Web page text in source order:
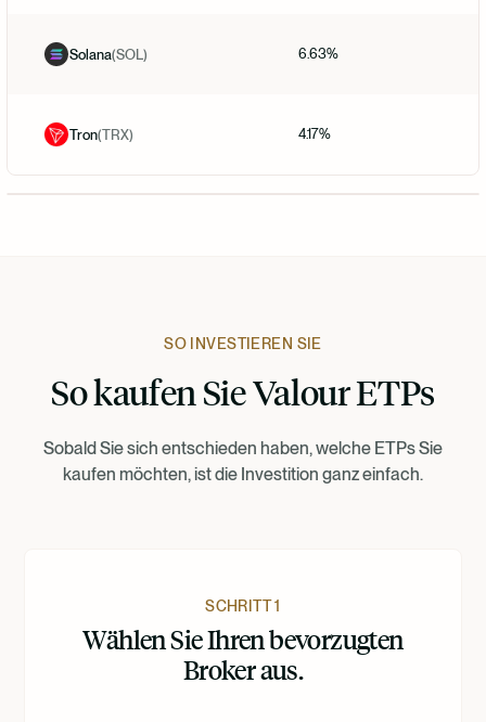
Solana(SOL) 6.63%
Tron(TRX) 4.17%
SO INVESTIEREN SIE
So kaufen Sie Valour ETPs
Sobald Sie sich entschieden haben, welche ETPs Sie
kaufen möchten, ist die Investition ganz einfach.
SCHRITT 1
Wählen Sie Ihren bevorzugten
Broker aus.